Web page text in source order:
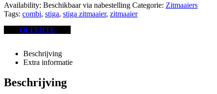
Availability: Beschikbaar via nabestelling Categorie: Zitmaaiers
Tags: combi, stiga, stiga zitmaaier, zitmaaier
OFFERTE
Beschrijving
Extra informatie
Beschrijving